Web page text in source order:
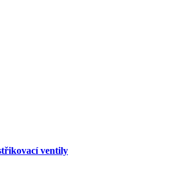
ventily